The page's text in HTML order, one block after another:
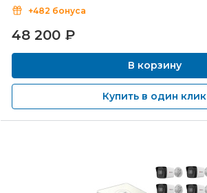
+482 бонуса
48 200 ₽
В корзину
Купить в один клик